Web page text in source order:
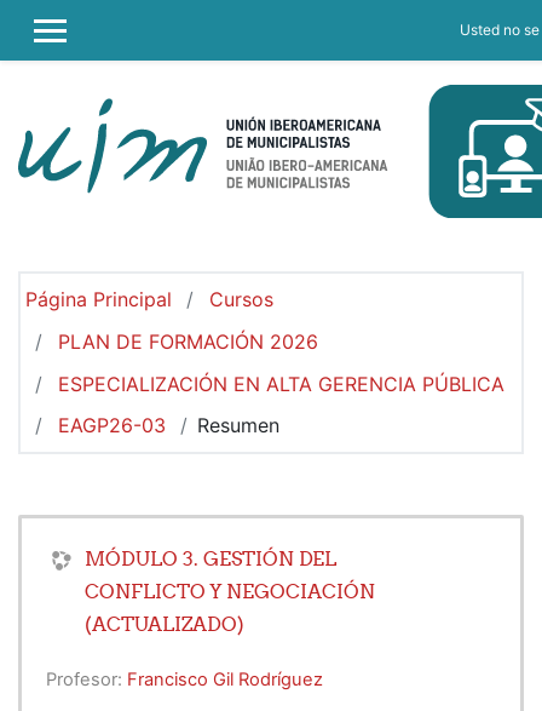
PANEL LATERAL
Usted no
Página Principal
Cursos
PLAN DE FORMACIÓN 2026
ESPECIALIZACIÓN EN ALTA GERENCIA PÚBLICA
EAGP26-03
Resumen
MÓDULO 3. GESTIÓN DEL
CONFLICTO Y NEGOCIACIÓN
(ACTUALIZADO)
Profesor: Francisco Gil Rodríguez